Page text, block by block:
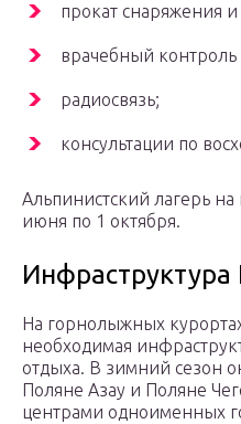
прокат снаряжения
врачебный
радиосвязь;
консультации по
Альпинистский лагерь на
июня по 1 октября.
Инфраструктура
На горнолыжных
необходимая
отдыха. В зимний сезон
Поляне Азау и Поляне
центрами одноименных